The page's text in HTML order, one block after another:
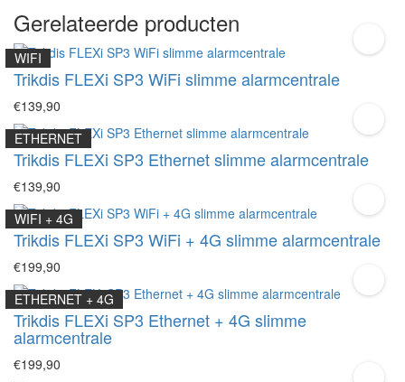
Gerelateerde producten
WIFI
Trikdis FLEXi SP3 WiFi slimme alarmcentrale
€139,90
ETHERNET
Trikdis FLEXi SP3 Ethernet slimme alarmcentrale
€139,90
WIFI + 4G
Trikdis FLEXi SP3 WiFi + 4G slimme alarmcentrale
€199,90
ETHERNET + 4G
Trikdis FLEXi SP3 Ethernet + 4G slimme
alarmcentrale
€199,90